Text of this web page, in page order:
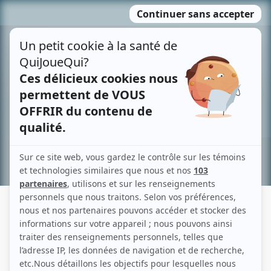
MENU
contenu
Recherche avancée »
MICHAEL DOZIER
Liens
Fiche de Michael Dozier sur Showbizz.net